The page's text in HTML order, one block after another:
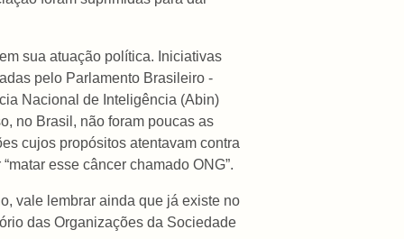
sua atuação política. Iniciativas
pelo Parlamento Brasileiro -
Nacional de Inteligência (Abin)
no Brasil, não foram poucas as
cujos propósitos atentavam contra
esse câncer chamado ONG”.
vale lembrar ainda que já existe no
das Organizações da Sociedade